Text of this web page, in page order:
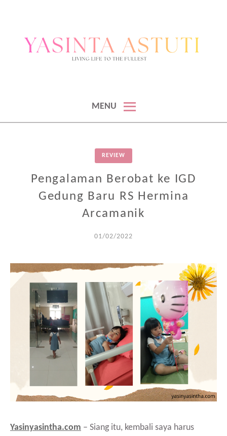
MENU
REVIEW
Pengalaman Berobat ke IGD
Gedung Baru RS Hermina
Arcamanik
01/02/2022
Yasinyasintha.com – Siang itu, kembali saya harus